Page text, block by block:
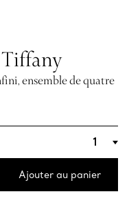
Tiffany
ensemble de quatre
Ajouter au panier